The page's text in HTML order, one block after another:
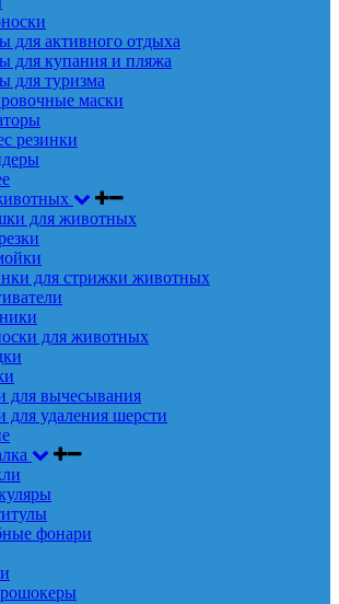
для активного отдыха
для купания и пляжа
для туризма
маски
резинки
для животных
для стрижки животных
для животных
для вычесывания
для удаления шерсти
фонари